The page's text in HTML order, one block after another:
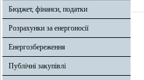
Бюджет, фінанси, податки
Розрахунки за енергоносії
Енергозбереження
Публічні закупівлі